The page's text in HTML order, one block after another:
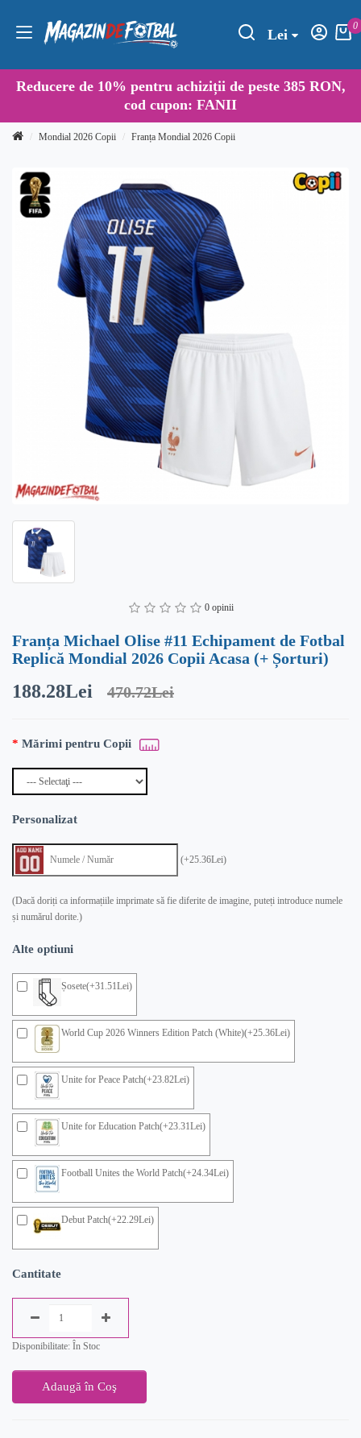
Lei
0
Reducere de 10% pentru achiziții de peste 385 RON,
cod cupon: FANII
Mondial 2026 Copii Franța Mondial 2026 Copii
0 opinii
Franța Michael Olise #11 Echipament de Fotbal
Replică Mondial 2026 Copii Acasa (+ Șorturi)
188.28Lei 470.72Lei
Mărimi pentru Copii
Personalizat
(+25.36Lei)
(Dacă doriți ca informațiile imprimate să fie diferite de imagine, puteți introduce numele
și numărul dorite.)
Alte optiuni
Șosete(+31.51Lei)
World Cup 2026 Winners Edition Patch (White)(+25.36Lei)
Unite for Peace Patch(+23.82Lei)
Unite for Education Patch(+23.31Lei)
Football Unites the World Patch(+24.34Lei)
Debut Patch(+22.29Lei)
Cantitate
Disponibilitate: În Stoc
Adaugă în Coş